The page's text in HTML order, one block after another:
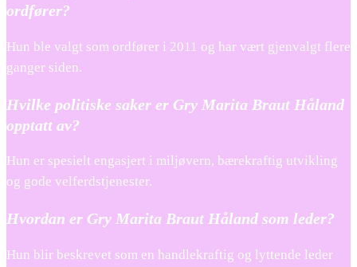
ordfører?
Hun ble valgt som ordfører i 2011 og har vært gjenvalgt flere
ganger siden.
Hvilke politiske saker er Gry Marita Braut Håland
opptatt av?
Hun er spesielt engasjert i miljøvern, bærekraftig utvikling
og gode velferdstjenester.
Hvordan er Gry Marita Braut Håland som leder?
Hun blir beskrevet som en handlekraftig og lyttende leder